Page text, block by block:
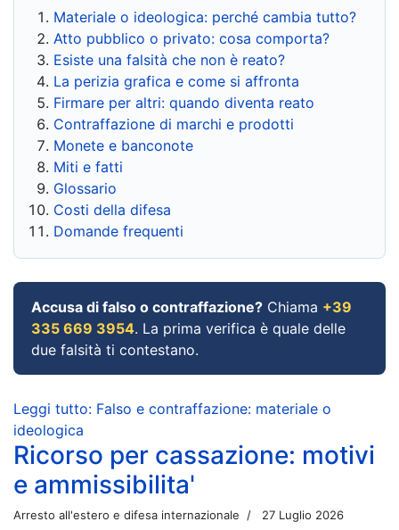
Materiale o ideologica: perché cambia tutto?
Atto pubblico o privato: cosa comporta?
Esiste una falsità che non è reato?
La perizia grafica e come si affronta
Firmare per altri: quando diventa reato
Contraffazione di marchi e prodotti
Monete e banconote
Miti e fatti
Glossario
Costi della difesa
Domande frequenti
Accusa di falso o contraffazione? Chiama +39
335 669 3954. La prima verifica è quale delle
due falsità ti contestano.
Leggi tutto: Falso e contraffazione: materiale o
ideologica
Ricorso per cassazione: motivi
e ammissibilita'
Arresto all'estero e difesa internazionale 27 Luglio 2026